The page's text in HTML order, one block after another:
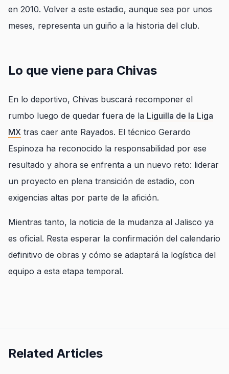
en 2010. Volver a este estadio, aunque sea por unos
meses, representa un guiño a la historia del club.
Lo que viene para Chivas
En lo deportivo, Chivas buscará recomponer el
rumbo luego de quedar fuera de la Liguilla de la Liga
MX tras caer ante Rayados. El técnico Gerardo
Espinoza ha reconocido la responsabilidad por ese
resultado y ahora se enfrenta a un nuevo reto: liderar
un proyecto en plena transición de estadio, con
exigencias altas por parte de la afición.
Mientras tanto, la noticia de la mudanza al Jalisco ya
es oficial. Resta esperar la confirmación del calendario
definitivo de obras y cómo se adaptará la logística del
equipo a esta etapa temporal.
Related Articles